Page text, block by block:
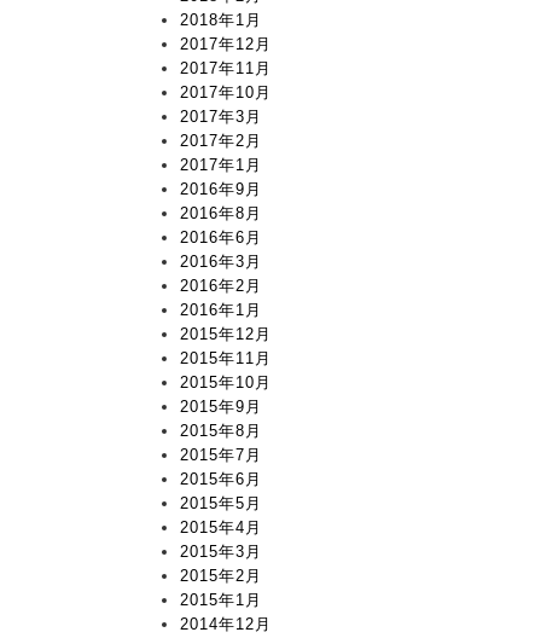
2018年1月
2017年12月
2017年11月
2017年10月
2017年3月
2017年2月
2017年1月
2016年9月
2016年8月
2016年6月
2016年3月
2016年2月
2016年1月
2015年12月
2015年11月
2015年10月
2015年9月
2015年8月
2015年7月
2015年6月
2015年5月
2015年4月
2015年3月
2015年2月
2015年1月
2014年12月